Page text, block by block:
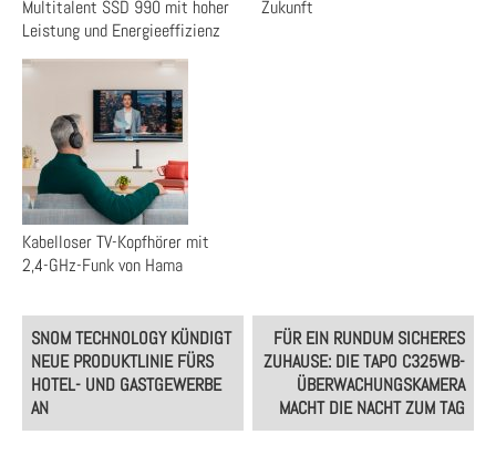
Multitalent SSD 990 mit hoher
Leistung und Energieeffizienz
Zukunft
Kabelloser TV-Kopfhörer mit
2,4-GHz-Funk von Hama
Post
navigation
SNOM TECHNOLOGY KÜNDIGT
NEUE PRODUKTLINIE FÜRS
HOTEL- UND GASTGEWERBE
AN
FÜR EIN RUNDUM SICHERES
ZUHAUSE: DIE TAPO C325WB-
ÜBERWACHUNGSKAMERA
MACHT DIE NACHT ZUM TAG